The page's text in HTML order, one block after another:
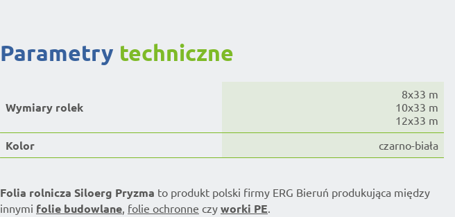
parametry techniczne
Wymiary rolek
8x33 m
10x33 m
12x33 m
Kolor czarno-biała
Folia rolnicza Siloerg Pryzma to produkt polski firmy ERG Bieruń produkująca między
innymi folie budowlane, folie ochronne czy worki PE.